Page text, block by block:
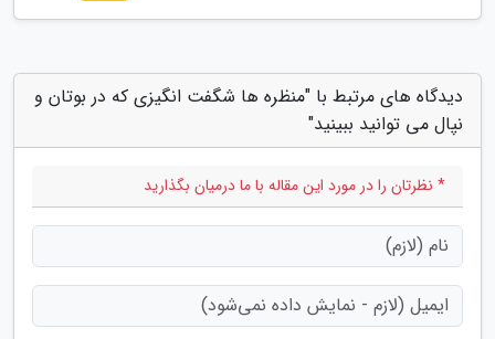
دیدگاه های مرتبط با "منظره ها شگفت انگیزی که در بوتان و
نپال می توانید ببینید"
* نظرتان را در مورد این مقاله با ما درمیان بگذارید